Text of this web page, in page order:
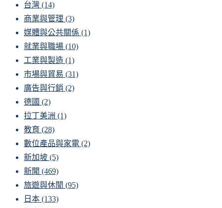
台灣 (14)
商業與管理 (3)
媒體與公共關係 (1)
就業與職場 (10)
工業與製造 (1)
市場與貿易 (31)
廣告與行銷 (2)
德國 (2)
拉丁美洲 (1)
教育 (28)
數位產品與家電 (2)
新加坡 (5)
新聞 (469)
旅遊與休閒 (95)
日本 (133)